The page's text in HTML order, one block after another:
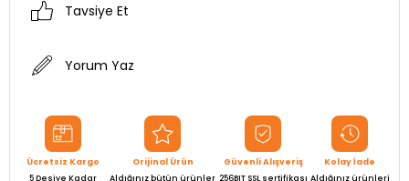
Tavsiye Et
Yorum Yaz
Ücretsiz Kargo
5 Desiye Kadar
Orijinal Ürün
Aldığınız bütün ürünler
Güvenli Alışveriş
256BIT SSL sertifikası
Kolay İade
Aldığınız ürünleri